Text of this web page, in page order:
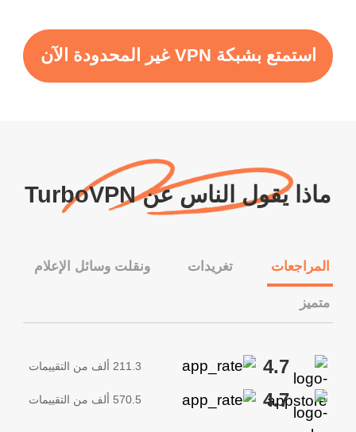
استمتع بشبكة VPN غير المحدودة الآن
ماذا يقول الناس عن TurboVPN
المراجعات تغريدات ونقلت وسائل الإعلام
متميز
4.7 211.3 ألف من التقييمات
4.7 570.5 ألف من التقييمات